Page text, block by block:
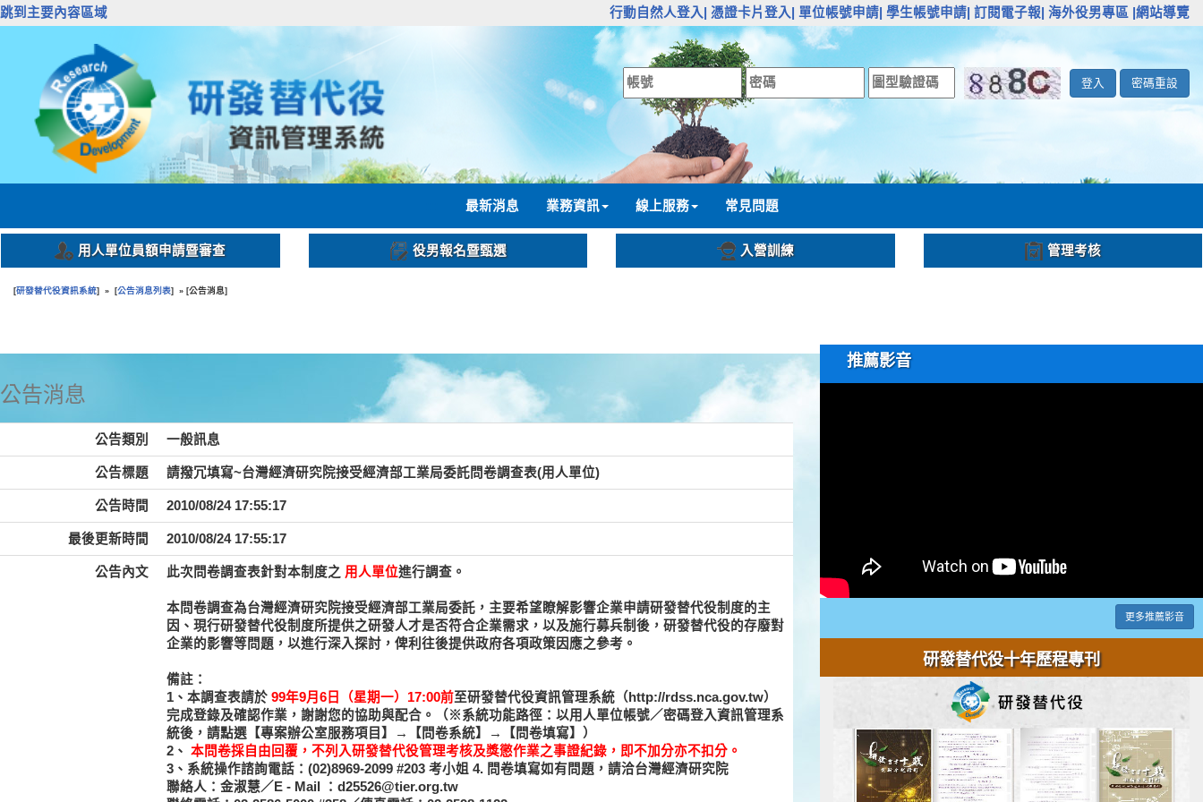
跳到主要內容區域 行動自然人登入| 憑證卡片登入| 單位帳號申請| 學生帳號申請| 訂閱電子報| 海外役男專區 |網站導覽
登入 密碼重設
最新消息 業務資訊 線上服務 常見問題
用人單位員額申請暨審查 役男報名暨甄選 入營訓練 管理考核
[研發替代役資訊系統] » [公告消息列表] » [公告消息]
公告消息
公告類別 一般訊息
公告標題 請撥冗填寫~台灣經濟研究院接受經濟部工業局委託問卷調查表(用人單位)
公告時間 2010/08/24 17:55:17
最後更新時間 2010/08/24 17:55:17
公告內文 此次問卷調查表針對本制度之 用人單位進行調查。
本問卷調查為台灣經濟研究院接受經濟部工業局委託，主要希望瞭解影響企業申請研發替代役制度的主
因、現行研發替代役制度所提供之研發人才是否符合企業需求，以及施行募兵制後，研發替代役的存廢對
企業的影響等問題，以進行深入探討，俾利往後提供政府各項政策因應之參考。
備註：
1、本調查表請於 99年9月6日（星期一）17:00前至研發替代役資訊管理系統（http://rdss.nca.gov.tw）
完成登錄及確認作業，謝謝您的協助與配合。（※系統功能路徑：以用人單位帳號／密碼登入資訊管理系
統後，請點選【專案辦公室服務項目】→【問卷系統】→【問卷填寫】）
2、 本問卷採自由回覆，不列入研發替代役管理考核及獎懲作業之事證紀錄，即不加分亦不扣分。
3、系統操作諮詢電話：(02)8969-2099 #203 考小姐 4. 問卷填寫如有問題，請洽台灣經濟研究院
聯絡人：金淑慧／E - Mail ：d25526@tier.org.tw
推薦影音
更多推薦影音
研發替代役十年歷程專刊